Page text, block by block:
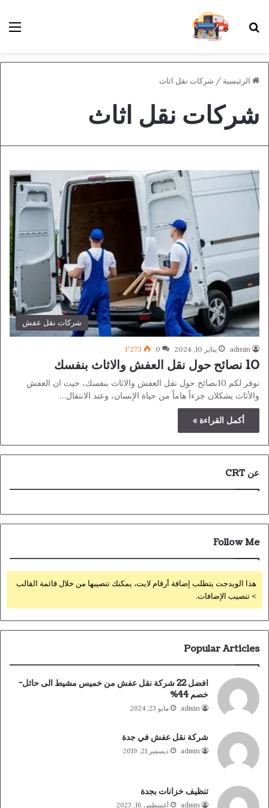
بحث عن
الرئيسية / شركات نقل اثاث
شركات نقل اثاث
شركات نقل عفش
admin يناير 10, 2024 0 1٬273
10 نصائح حول نقل العفش والاثاث بنفسك
نوفر لكم 10نصائح حول نقل العفش والاثاث بنفسك، حيث ان العفش
والأثاث يشكلان جزءاً هاماً من حياة الإنسان، وعند الانتقال…
أكمل القراءة »
عن CRT
Follow Me
هذا الويدجت يتطلب إضافة أرقام لايت، يمكنك تنصيبها من خلال قائمة القالب
> تنصيب الإضافات.
Popular Articles
افضل 22 شركة نقل عفش من خميس مشيط الى حائل-
خصم 44%
admin مايو 23, 2024
شركة نقل عفش في جدة
admin ديسمبر 21, 2019
تنظيف خزانات بجدة
admin أغسطس 16, 2023